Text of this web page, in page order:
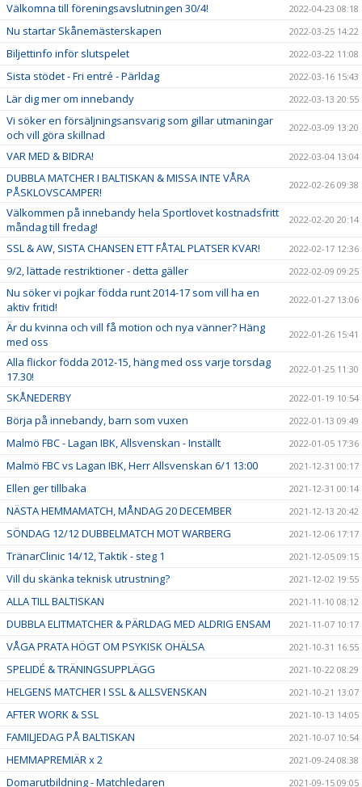
Välkomna till föreningsavslutningen 30/4! 2022-04-23 08:18
Nu startar Skånemästerskapen 2022-03-25 14:22
Biljettinfo inför slutspelet 2022-03-22 11:08
Sista stödet - Fri entré - Pärldag 2022-03-16 15:43
Lär dig mer om innebandy 2022-03-13 20:55
Vi söker en försäljningsansvarig som gillar utmaningar
och vill göra skillnad
2022-03-09 13:20
VAR MED & BIDRA! 2022-03-04 13:04
DUBBLA MATCHER I BALTISKAN & MISSA INTE VÅRA
PÅSKLOVSCAMPER!
2022-02-26 09:38
Välkommen på innebandy hela Sportlovet kostnadsfritt
måndag till fredag!
2022-02-20 20:14
SSL & AW, SISTA CHANSEN ETT FÅTAL PLATSER KVAR! 2022-02-17 12:36
9/2, lättade restriktioner - detta gäller 2022-02-09 09:25
Nu söker vi pojkar födda runt 2014-17 som vill ha en
aktiv fritid!
2022-01-27 13:06
Är du kvinna och vill få motion och nya vänner? Häng
med oss
2022-01-26 15:41
Alla flickor födda 2012-15, häng med oss varje torsdag
17.30!
2022-01-25 11:30
SKÅNEDERBY 2022-01-19 10:54
Börja på innebandy, barn som vuxen 2022-01-13 09:49
Malmö FBC - Lagan IBK, Allsvenskan - Inställt 2022-01-05 17:36
Malmö FBC vs Lagan IBK, Herr Allsvenskan 6/1 13:00 2021-12-31 00:17
Ellen ger tillbaka 2021-12-31 00:14
NÄSTA HEMMAMATCH, MÅNDAG 20 DECEMBER 2021-12-13 20:42
SÖNDAG 12/12 DUBBELMATCH MOT WARBERG 2021-12-06 17:17
TränarClinic 14/12, Taktik - steg 1 2021-12-05 09:15
Vill du skänka teknisk utrustning? 2021-12-02 19:55
ALLA TILL BALTISKAN 2021-11-10 08:12
DUBBLA ELITMATCHER & PÄRLDAG MED ALDRIG ENSAM 2021-11-07 10:17
VÅGA PRATA HÖGT OM PSYKISK OHÄLSA 2021-10-31 16:55
SPELIDÉ & TRÄNINGSUPPLÄGG 2021-10-22 08:29
HELGENS MATCHER I SSL & ALLSVENSKAN 2021-10-21 13:07
AFTER WORK & SSL 2021-10-13 14:05
FAMILJEDAG PÅ BALTISKAN 2021-10-07 10:54
HEMMAPREMIÄR x 2 2021-09-24 08:38
Domarutbildning - Matchledaren 2021-09-15 09:05